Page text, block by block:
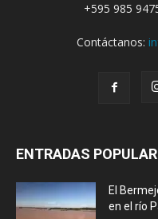
+595 985
Contáctanos:
ENTRADAS
El
en el río